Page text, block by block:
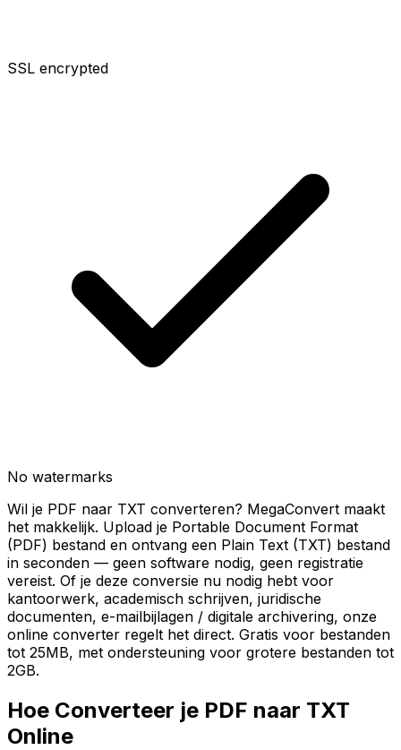
SSL encrypted
No watermarks
Wil je PDF naar TXT converteren? MegaConvert maakt
het makkelijk. Upload je Portable Document Format
(PDF) bestand en ontvang een Plain Text (TXT) bestand
in seconden — geen software nodig, geen registratie
vereist. Of je deze conversie nu nodig hebt voor
kantoorwerk, academisch schrijven, juridische
documenten, e-mailbijlagen / digitale archivering, onze
online converter regelt het direct. Gratis voor bestanden
tot 25MB, met ondersteuning voor grotere bestanden tot
2GB.
Hoe Converteer je PDF naar TXT
Online